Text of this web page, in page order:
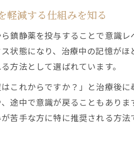
静
静
静
治療中
静
軽減する仕組みを知る
鎮静薬を投与することで意識
状態になり、治療中の記憶が
方法として選ばれています。
これからですか？」と治療後
途中で意識が戻ることもあり
苦手な方に特に推奨される方法